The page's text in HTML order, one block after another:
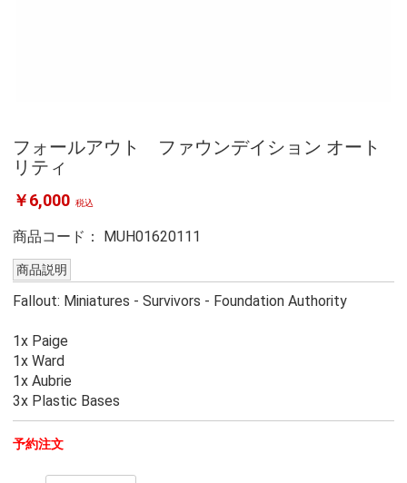
フォールアウト ファウンデイション オート
リティ
￥6,000 税込
商品コード： MUH01620111
商品説明
Fallout: Miniatures - Survivors - Foundation Authority
1x Paige
1x Ward
1x Aubrie
3x Plastic Bases
予約注文